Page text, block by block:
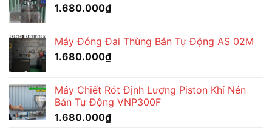
1.680.000₫
Máy Đóng Đai Thùng Bán Tự Động AS 02M
1.680.000₫
Máy Chiết Rót Định Lượng Piston Khí Nén
Bán Tự Động VNP300F
1.680.000₫